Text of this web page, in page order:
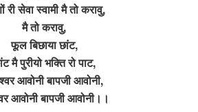
री सेवा स्वामी मै तो करावु,
मै तो करावु,
फूल बिछाया छांट,
मै पुरीयो भक्ति रो पाट,
आवोनी बापजी आवोनी,
आवोनी बापजी आवोनी।।